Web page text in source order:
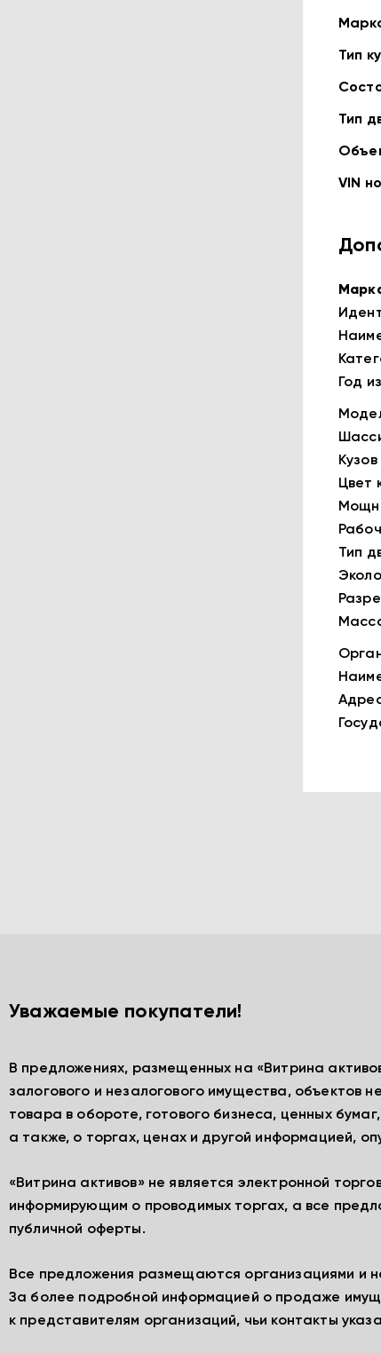
Тип
Тип
VIN
Год
Цвет
Тип
Уважаемые покупатели!
В предложениях, размещенных на «Витрина
залогового и незалогового имущества, объектов
товара в обороте, готового бизнеса, ценных
а также, о торгах, ценах и другой информацией,
«Витрина активов» не является электронной
информирующим о проводимых торгах, а все
публичной оферты.
Все предложения размещаются организациями и
За более подробной информацией о продаже
к представителям организаций, чьи контакты